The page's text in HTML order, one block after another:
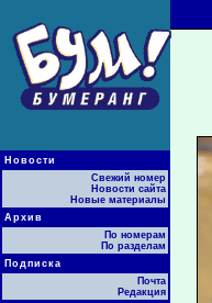
Новости
Свежий номер
Новости сайта
Новые материалы
Архив
По номерам
По разделам
Подписка
Почта
Редакция